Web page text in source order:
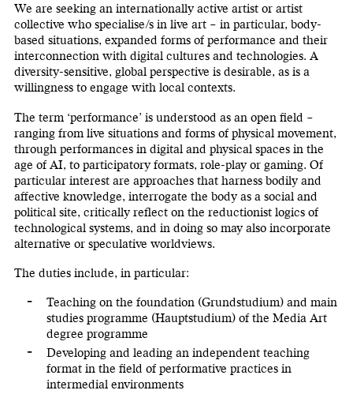
We are seeking an internationally active artist or artist
collective who specialise/s in live art – in particular, body-
based situations, expanded forms of performance and their
interconnection with digital cultures and technologies. A
diversity-sensitive, global perspective is desirable, as is a
willingness to engage with local contexts.
The term ‘performance’ is understood as an open field –
ranging from live situations and forms of physical movement,
through performances in digital and physical spaces in the
age of AI, to participatory formats, role-play or gaming. Of
particular interest are approaches that harness bodily and
affective knowledge, interrogate the body as a social and
political site, critically reflect on the reductionist logics of
technological systems, and in doing so may also incorporate
alternative or speculative worldviews.
The duties include, in particular:
Teaching on the foundation (Grundstudium) and main
studies programme (Hauptstudium) of the Media Art
degree programme
Developing and leading an independent teaching
format in the field of performative practices in
intermedial environments